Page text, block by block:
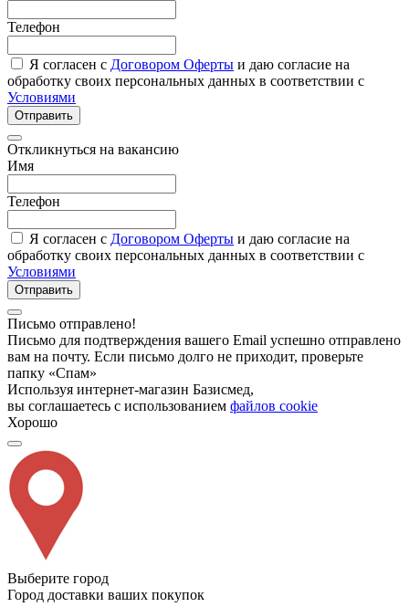
Телефон
Я согласен с Договором Оферты и даю согласие на
обработку своих персональных данных в соответствии с
Условиями
Отправить
Откликнуться на вакансию
Имя
Телефон
Я согласен с Договором Оферты и даю согласие на
обработку своих персональных данных в соответствии с
Условиями
Отправить
Письмо отправлено!
Письмо для подтверждения вашего Email успешно отправлено
вам на почту. Если письмо долго не приходит, проверьте
папку «Спам»
Используя интернет-магазин Базисмед,
вы соглашаетесь с использованием файлов cookie
Хорошо
Выберите город
Город доставки ваших покупок